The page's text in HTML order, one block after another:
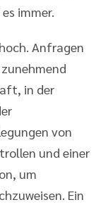
immer.
Anfragen
in der
von
und einer
um
Ein